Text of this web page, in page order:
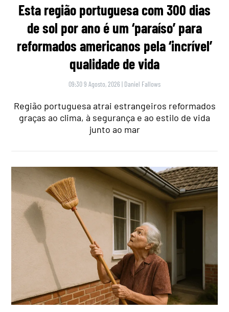
Esta região portuguesa com 300 dias
de sol por ano é um ‘paraíso’ para
reformados americanos pela ‘incrível’
qualidade de vida
09:30 9 Agosto, 2026 | Daniel Fallows
Região portuguesa atrai estrangeiros reformados
graças ao clima, à segurança e ao estilo de vida
junto ao mar